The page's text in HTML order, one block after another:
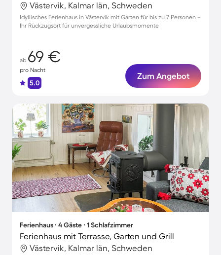
Västervik, Kalmar län, Schweden
Idyllisches Ferienhaus in Västervik mit Garten für bis zu 7 Personen –
Ihr Rückzugsort für unvergessliche Urlaubsmomente
ab 69 €
pro Nacht
5.0
Zum Angebot
Ferienhaus ∙ 4 Gäste ∙ 1 Schlafzimmer
Ferienhaus mit Terrasse, Garten und Grill
Västervik, Kalmar län, Schweden